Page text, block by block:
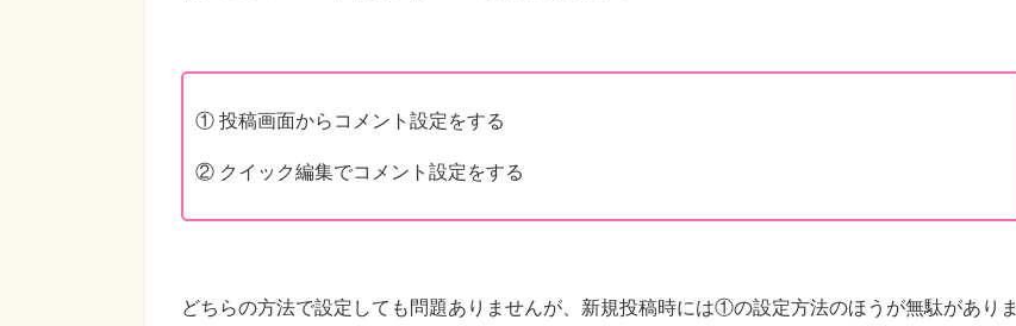
① 投稿画面からコメント設定をする
② クイック編集でコメント設定をする
どちらの方法で設定しても問題ありませんが、新規投稿時には①の設定方法のほうが無駄がありま